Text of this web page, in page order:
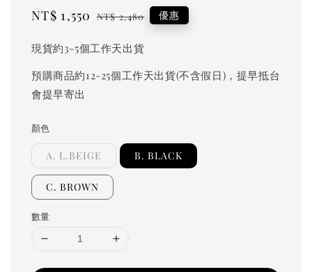
Sale
NT$ 1,550 Regular
NT$ 2,480 優惠
現貨約3-5個工作天出貨
預購商品約12-25個工作天出貨(不含假日)，提早抵台
會提早寄出
顏色
A. L.BEIGE B. BLACK
C. BROWN
數量